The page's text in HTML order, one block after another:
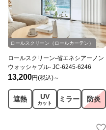
JCオリジナル
ロールスクリーン（ロールカーテン）
ロールスクリーン-省エネシアーノン
ウォッシャブル- JC-6245-6246
13,200円(税込)～
遮熱 UV
カット ミラー 防炎